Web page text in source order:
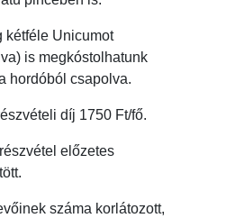
kétféle Unicumot
is megkóstolhatunk
hordóból csapolva.
díj 1750 Ft/fő.
előzetes
száma korlátozott,